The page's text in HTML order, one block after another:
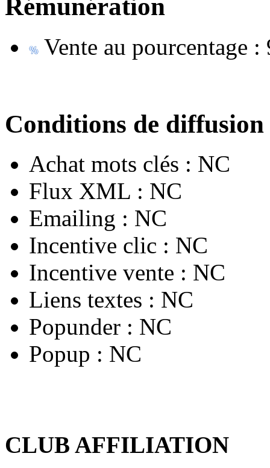
Rémunération
Vente au pourcentage :
Conditions de diffusion
Achat mots clés : NC
Flux XML : NC
Emailing : NC
Incentive clic : NC
Incentive vente : NC
Liens textes : NC
Popunder : NC
Popup : NC
CLUB AFFILIATION